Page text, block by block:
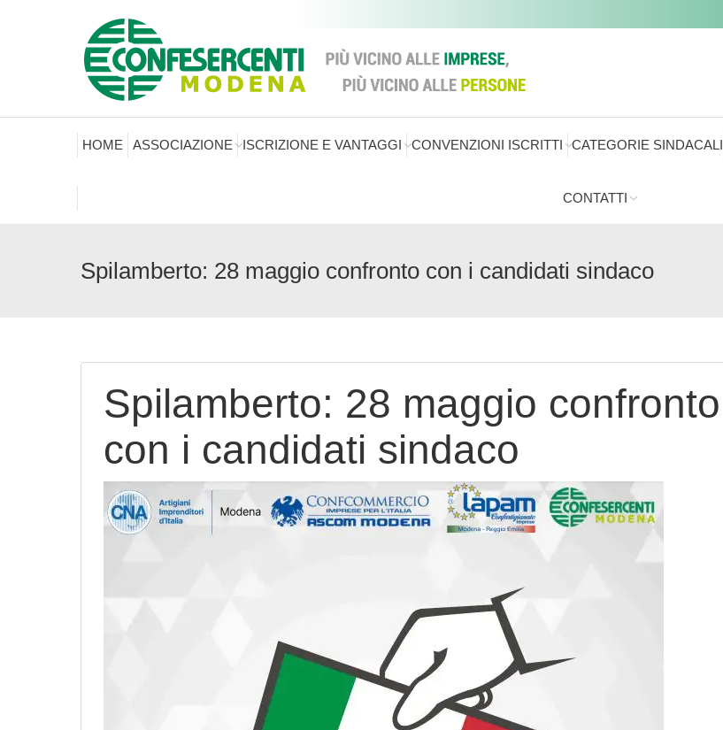
HOME ASSOCIAZIONE ISCRIZIONE E VANTAGGI CONVENZIONI ISCRITTI CATEGORIE SINDACALI
CONTATTI
Spilamberto: 28 maggio confronto con i candidati sindaco
Spilamberto: 28 maggio confronto
con i candidati sindaco